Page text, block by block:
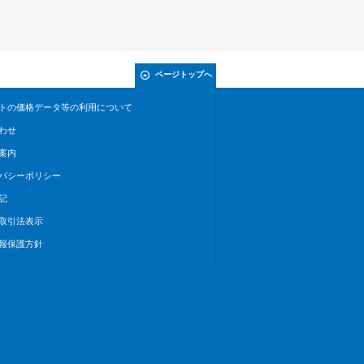
ページトップへ
の価格データ等の利用について
せ
内
シーポリシー
引法表示
保護方針